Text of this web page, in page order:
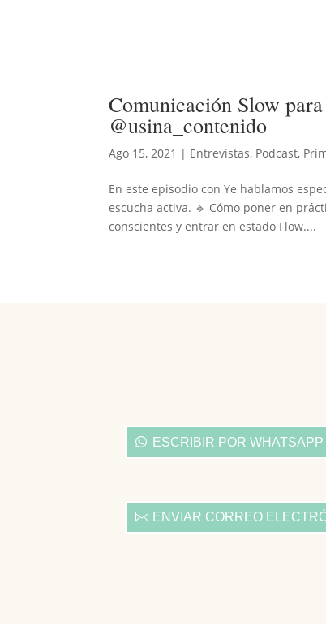
Comunicación Slow
@usina_contenido
Ago 15, 2021 | Entrevistas, Podcast,
En este episodio con Ye hablamos
escucha activa. 🔹 Cómo poner en
conscientes y entrar en estado Flow....
ESCRIBIR POR WHATSAPP
ENVIAR CORREO